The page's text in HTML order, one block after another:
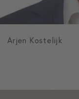
Arjen Kostelijk